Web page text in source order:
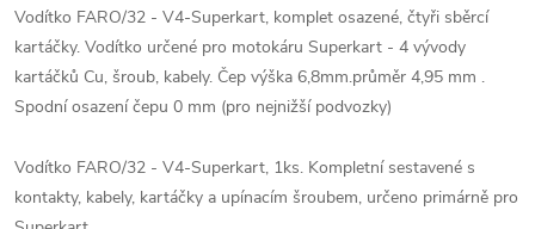
Vodítko FARO/32 - V4-Superkart, komplet osazené, čtyři sběrcí
kartáčky. Vodítko určené pro motokáru Superkart - 4 vývody
kartáčků Cu, šroub, kabely. Čep výška 6,8mm.průměr 4,95 mm .
Spodní osazení čepu 0 mm (pro nejnižší podvozky)
Vodítko FARO/32 - V4-Superkart, 1ks. Kompletní sestavené s
kontakty, kabely, kartáčky a upínacím šroubem, určeno primárně pro